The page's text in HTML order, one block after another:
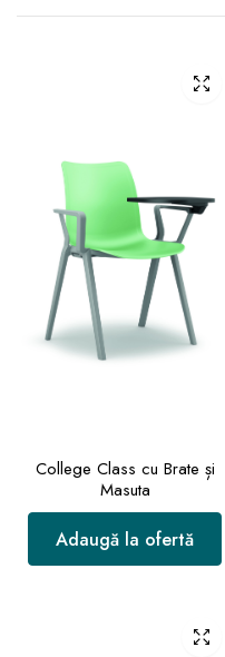
College Class cu Brate și
Masuta
Adaugă la ofertă